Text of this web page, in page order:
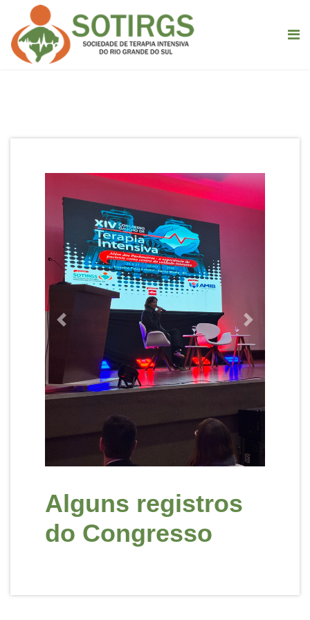
Previous Next
Alguns registros
do Congresso